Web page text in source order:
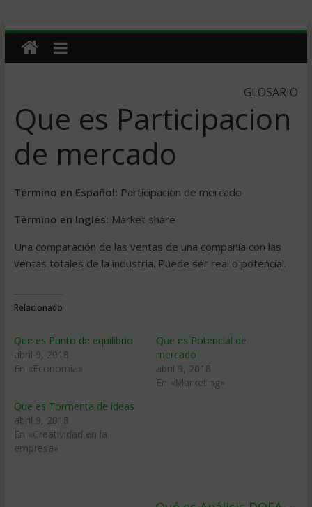
GLOSARIO
Que es Participacion
de mercado
Término en Español: Participacion de mercado
Término en Inglés: Market share
Una comparación de las ventas de una compañía con las
ventas totales de la industria. Puede ser real o potencial.
Relacionado
Que es Punto de equilibrio
abril 9, 2018
En «Economía»
Que es Potencial de
mercado
abril 9, 2018
En «Marketing»
Que es Tormenta de ideas
abril 9, 2018
En «Creatividad en la
empresa»